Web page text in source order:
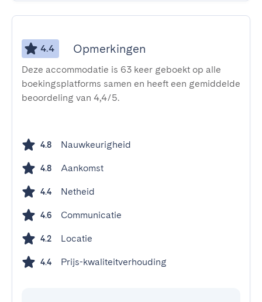
4.4 Opmerkingen
Deze accommodatie is 63 keer geboekt op alle
boekingsplatforms samen en heeft een gemiddelde
beoordeling van 4,4/5.
4.8 Nauwkeurigheid
4.8 Aankomst
4.4 Netheid
4.6 Communicatie
4.2 Locatie
4.4 Prijs-kwaliteitverhouding